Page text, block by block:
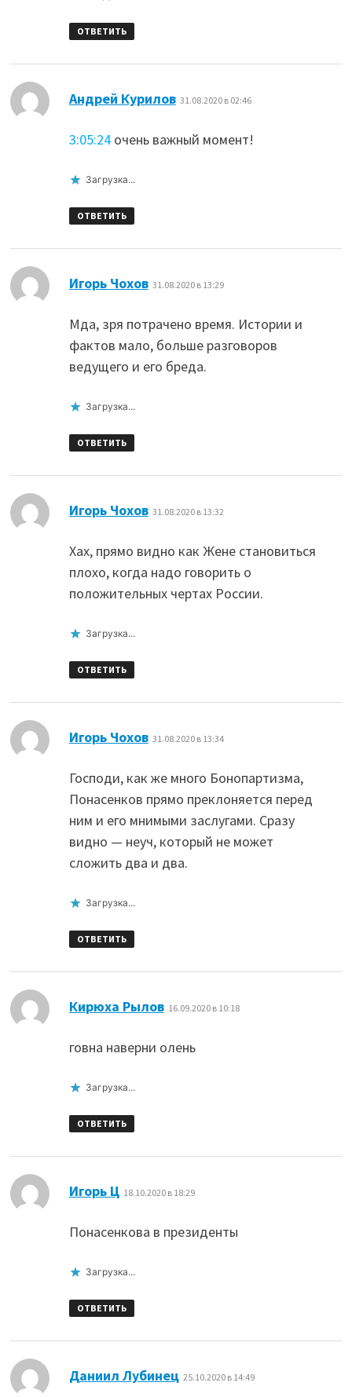
ОТВЕТИТЬ
Андрей Курилов: 31.08.2020 в 02:46
3:05:24очень важный момент!
Загрузка...
ОТВЕТИТЬ
Игорь Чохов: 31.08.2020 в 13:29
Мда, зря потрачено время. Истории и
фактов мало, больше разговоров
ведущего и его бреда.
Загрузка...
ОТВЕТИТЬ
Игорь Чохов: 31.08.2020 в 13:32
Хах, прямо видно как Жене становиться
плохо, когда надо говорить о
положительных чертах России.
Загрузка...
ОТВЕТИТЬ
Игорь Чохов: 31.08.2020 в 13:34
Господи, как же много Бонопартизма,
Понасенков прямо преклоняется перед
ним и его мнимыми заслугами. Сразу
видно — неуч, который не может
сложить два и два.
Загрузка...
ОТВЕТИТЬ
Кирюха Рылов: 16.09.2020 в 10:18
говна наверни олень
Загрузка...
ОТВЕТИТЬ
Игорь Ц 18.10.2020 в 18:29
Понасенкова в президенты
Загрузка...
ОТВЕТИТЬ
Даниил Лубинец 25.10.2020 в 14:49